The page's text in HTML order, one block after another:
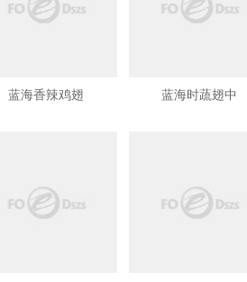
蓝海香辣鸡翅 蓝海时蔬翅中